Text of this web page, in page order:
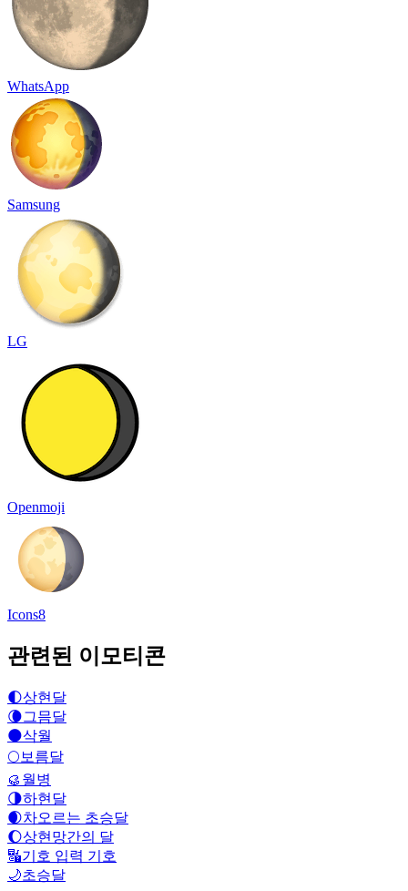
WhatsApp
Samsung
LG
Openmoji
Icons8
관련된 이모티콘
🌓상현달
🌘그믐달
🌑삭월
🌕 보름달
🥮 월병
🌗하현달
🌒차오르는 초승달
🌔상현망간의 달
🔣기호 입력 기호
🌙초승달